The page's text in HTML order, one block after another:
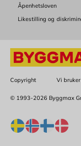
Åpenhetsloven
Likestilling og
Copyright Vi
© 1993-2026 Byggmax